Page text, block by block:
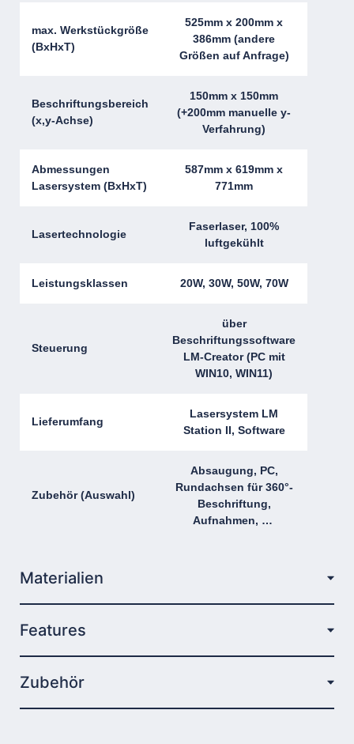
max. Werkstückgröße
(BxHxT)
525mm x 200mm x
386mm (andere
Größen auf Anfrage)
Beschriftungsbereich
(x,y-Achse)
150mm x 150mm
(+200mm manuelle y-
Verfahrung)
Abmessungen
Lasersystem (BxHxT)
587mm x 619mm x
771mm
Lasertechnologie
Faserlaser, 100%
luftgekühlt
Leistungsklassen 20W, 30W, 50W, 70W
Steuerung
über
Beschriftungssoftware
LM-Creator (PC mit
WIN10, WIN11)
Lieferumfang
Lasersystem LM
Station II, Software
Zubehör (Auswahl)
Absaugung, PC,
Rundachsen für 360°-
Beschriftung,
Aufnahmen, …
Materialien
Features
Zubehör